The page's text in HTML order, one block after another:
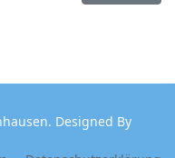
Designed By